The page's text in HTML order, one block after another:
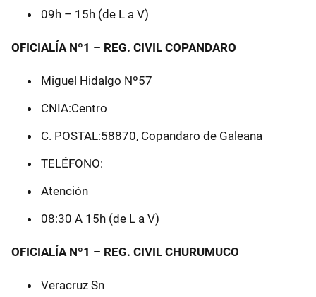
09h – 15h (de L a V)
OFICIALÍA Nº1 – REG. CIVIL COPANDARO
Miguel Hidalgo Nº57
CNIA:Centro
C. POSTAL:58870, Copandaro de Galeana
TELÉFONO:
Atención
08:30 A 15h (de L a V)
OFICIALÍA Nº1 – REG. CIVIL CHURUMUCO
Veracruz Sn